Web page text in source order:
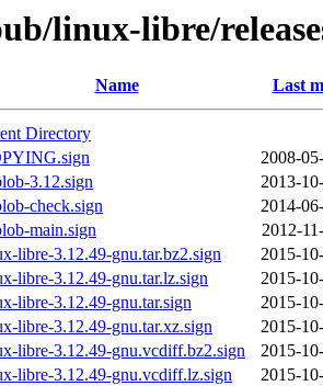
linux-libre/
Name Last
Directory
2008-
3.12.sign
2013-
check.sign
2014-
main.sign
2012-
libre-3.12.49-gnu.tar.bz2.sign
2015-
libre-3.12.49-gnu.tar.lz.sign
2015-
libre-3.12.49-gnu.tar.sign
2015-
libre-3.12.49-gnu.tar.xz.sign
2015-
libre-3.12.49-gnu.vcdiff.bz2.sign
2015-
libre-3.12.49-gnu.vcdiff.lz.sign
2015-